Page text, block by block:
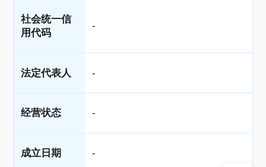
社会统一信
用代码
-
法定代表人 -
经营状态 -
成立日期 -